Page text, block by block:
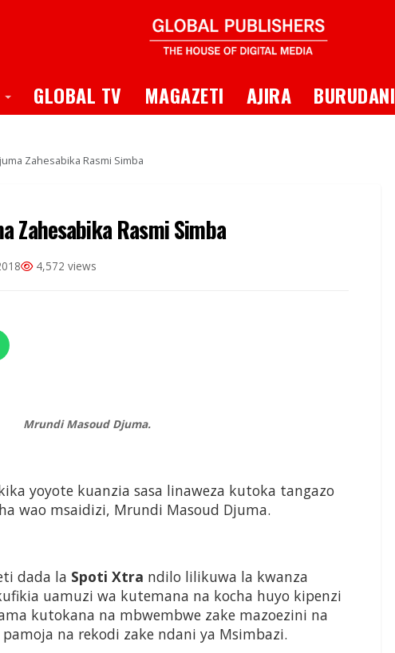
Toggle Dropdown
GLOBAL TV MAGAZETI AJIRA BURUDANI
Zahesabika Rasmi Simba
Zahesabika Rasmi Simba
4,572 views
Mrundi Masoud Djuma.
yoyote kuanzia sasa linaweza kutoka tangazo
wao msaidizi, Mrundi Masoud Djuma.
dada la Spoti Xtra ndilo lilikuwa la kwanza
uamuzi wa kutemana na kocha huyo kipenzi
kutokana na mbwembwe zake mazoezini na
na rekodi zake ndani ya Msimbazi.